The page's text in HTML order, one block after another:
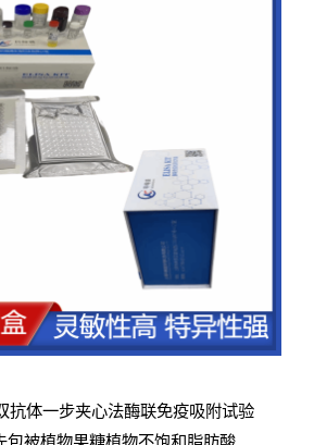
抗体一步夹心法酶联免疫吸附试验